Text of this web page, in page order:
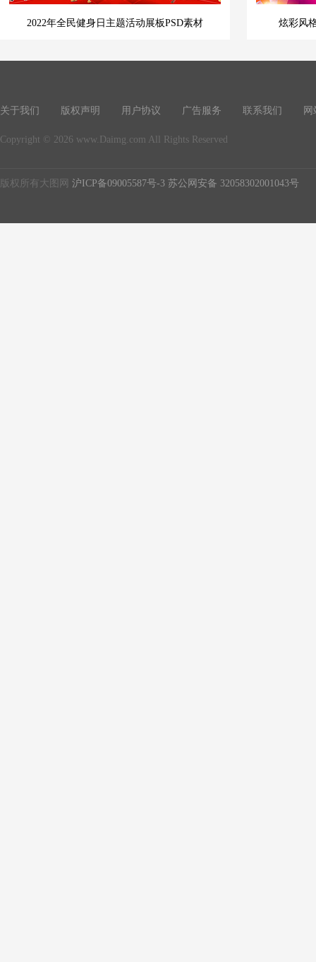
2022年全民健身日主题活动展板PSD素材 炫彩风
关于我们 版权声明 用户协议 广告服务 联系我们 网
Copyright © 2026 www.Daimg.com All Rights Reserved
版权所有大图网 沪ICP备09005587号-3 苏公网安备 32058302001043号